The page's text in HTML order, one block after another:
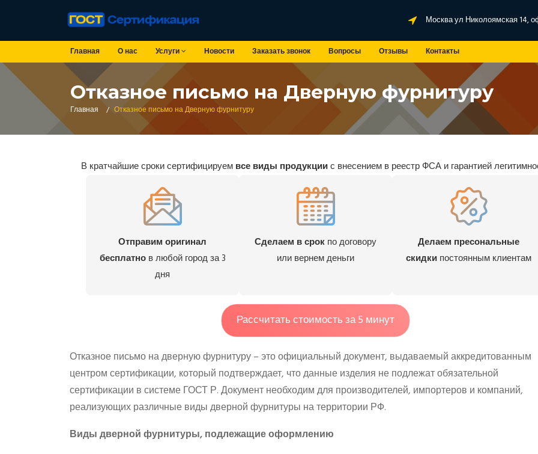
Москва ул Николоямская 14,
Главная О нас Услуги Новости Заказать звонок Вопросы Отзывы Контакты
Отказное письмо на Дверную фурнитуру
Главная / Отказное письмо на Дверную фурнитуру
В кратчайшие сроки сертифицируем все виды продукциис внесением в реестр ФСА и гарантией
Отправим оригинал
бесплатнов любой город за 3
дня
Сделаем в срок по договору
или вернем деньги
Делаем пресональные
скидки постоянным клиентам
Рассчитать стоимость за 5 минут
Отказное письмо на дверную фурнитуру – это официальный документ, выдаваемый аккредитованным
центром сертификации, который подтверждает, что данные изделия не подлежат обязательной
сертификации в системе ГОСТ Р. Документ необходим для производителей, импортеров и компаний,
реализующих различные виды дверной фурнитуры на территории РФ.
Виды дверной фурнитуры, подлежащие оформлению